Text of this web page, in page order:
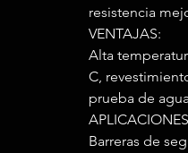
resistencia
VENTAJAS:
Alta
C,
prueba de
Barreras de